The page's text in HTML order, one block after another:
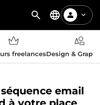
freelancesDesign &
email